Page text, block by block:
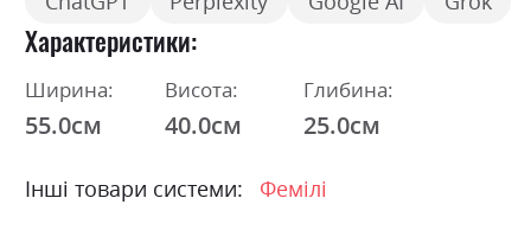
Характеристики
Ширина:
55.0см
Висота:
40.0см
Глибина:
25.0см
Інші товари системи: Фемілі